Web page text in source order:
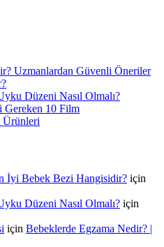
Uzmanlardan Güvenli Öneriler
Düzeni Nasıl Olmalı?
Gereken 10 Film
Ürünleri
İyi Bebek Bezi Hangisidir? için
Düzeni Nasıl Olmalı? için
için Bebeklerde Egzama Nedir? |